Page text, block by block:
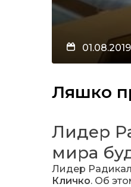
01.08.2019
Ляшко
Лидер
мира
Лидер
Кличко. Об